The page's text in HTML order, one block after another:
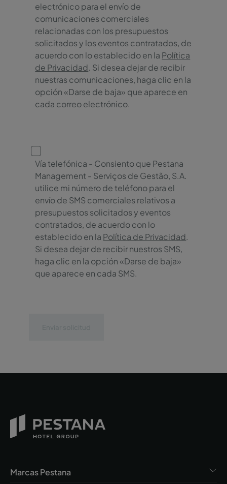
electrónico para el envío de
comunicaciones comerciales
relacionadas con los presupuestos
solicitados y los eventos contratados, de
acuerdo con lo establecido en la Política
de Privacidad. Si desea dejar de recibir
nuestras comunicaciones, haga clic en la
opción «Darse de baja» que aparece en
cada correo electrónico.
Vía telefónica - Consiento que Pestana
Management - Serviços de Gestão, S.A.
utilice mi número de teléfono para el
envío de SMS comerciales relativos a
presupuestos solicitados y eventos
contratados, de acuerdo con lo
establecido en la Política de Privacidad.
Si desea dejar de recibir nuestros SMS,
haga clic en la opción «Darse de baja»
que aparece en cada SMS.
Marcas Pestana